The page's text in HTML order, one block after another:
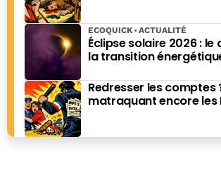
Éclipse solaire 2026 :
la transition
ECOQUICK ACTUALITÉ
Redresser les comptes
matraquant encore les